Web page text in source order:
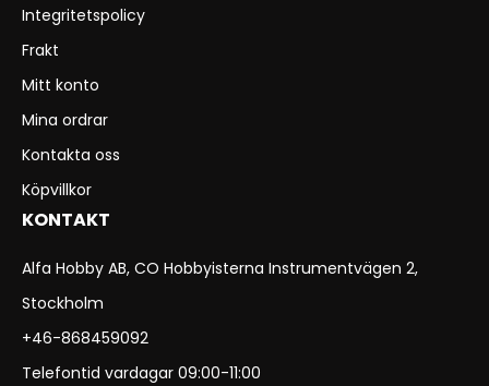
Integritetspolicy
Frakt
Mitt konto
Mina ordrar
Kontakta oss
Köpvillkor
KONTAKT
Alfa Hobby AB, CO Hobbyisterna Instrumentvägen 2,
Stockholm
+46-868459092
Telefontid vardagar 09:00-11:00